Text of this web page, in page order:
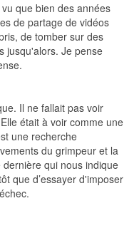
que bien des années
de partage de vidéos
de tomber sur des
jusqu'alors. Je pense
Il ne fallait pas voir
était à voir comme une
une recherche
du grimpeur et la
qui nous indique
que d’essayer d'imposer